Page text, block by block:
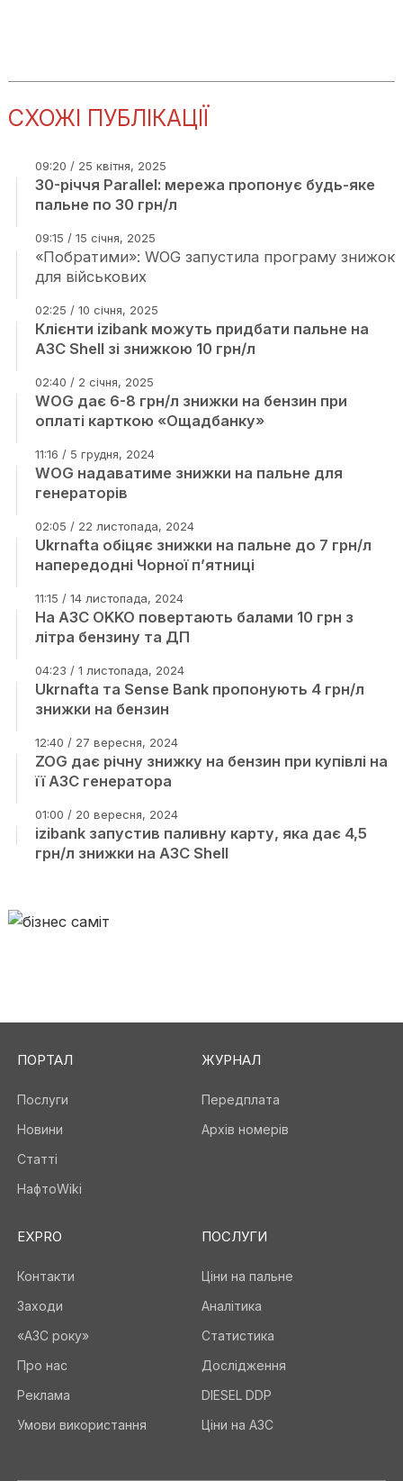
СХОЖІ ПУБЛІКАЦІЇ
09:20 / 25 квітня, 2025
30-річчя Parallel: мережа пропонує будь-яке
пальне по 30 грн/л
09:15 / 15 січня, 2025
«Побратими»: WOG запустила програму знижок
для військових
02:25 / 10 січня, 2025
Клієнти izibank можуть придбати пальне на
АЗС Shell зі знижкою 10 грн/л
02:40 / 2 січня, 2025
WOG дає 6-8 грн/л знижки на бензин при
оплаті карткою «Ощадбанку»
11:16 / 5 грудня, 2024
WOG надаватиме знижки на пальне для
генераторів
02:05 / 22 листопада, 2024
Ukrnafta обіцяє знижки на пальне до 7 грн/л
напередодні Чорної п’ятниці
11:15 / 14 листопада, 2024
На АЗС OKKO повертають балами 10 грн з
літра бензину та ДП
04:23 / 1 листопада, 2024
Ukrnafta та Sense Bank пропонують 4 грн/л
знижки на бензин
12:40 / 27 вересня, 2024
ZOG дає річну знижку на бензин при купівлі на
її АЗС генератора
01:00 / 20 вересня, 2024
izibank запустив паливну карту, яка дає 4,5
грн/л знижки на АЗС Shell
ПОРТАЛ
Послуги
Новини
Статті
НафтоWiki
ЖУРНАЛ
Передплата
Архів номерів
EXPRO
Контакти
Заходи
«АЗС року»
Про нас
Реклама
Умови використання
ПОСЛУГИ
Ціни на пальне
Аналітика
Статистика
Дослідження
DIESEL DDP
Ціни на АЗС